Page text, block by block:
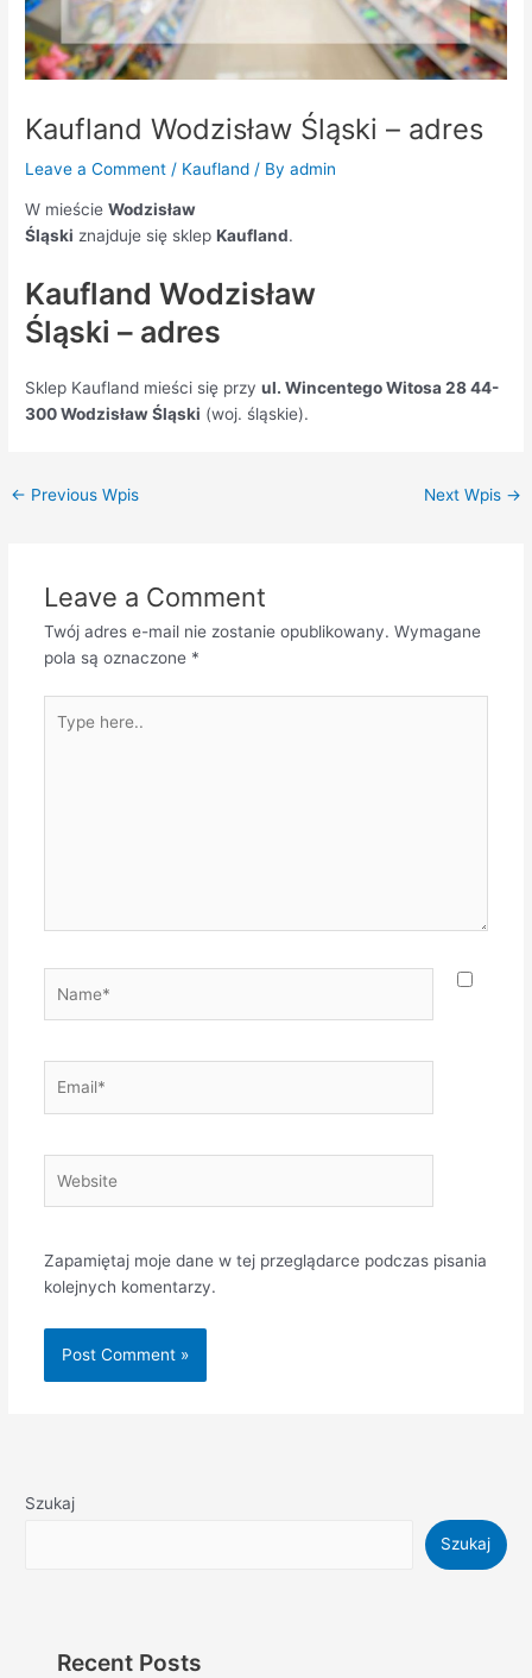
Kaufland Wodzisław Śląski – adres
Leave a Comment / Kaufland / Byadmin
W mieścieWodzisław
Śląski znajduje się sklepKaufland.
Kaufland Wodzisław
Śląski – adres
Sklep Kaufland mieści się przyul. Wincentego Witosa 28 44-
300 Wodzisław Śląski (woj. śląskie).
← Previous Wpis Next Wpis →
Leave a Comment
Twój adres e-mail nie zostanie opublikowany. Wymagane
pola są oznaczone *
here..
Zapamiętaj moje dane w tej przeglądarce podczas pisania
kolejnych komentarzy.
Szukaj
Szukaj
Recent Posts